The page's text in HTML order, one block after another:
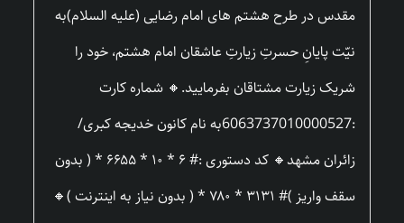
مقدس در طرح هشتم های امام رضایی (علیه السلام)به
نیّت پایانِ حسرتِ زیارتِ عاشقان امام هشتم، خود را
شریک زیارت مشتاقان بفرمایید.🔸 شماره کارت
:6063737010000527به نام کانون خدیجه کبری/
زائران مشهد🔸 کد دستوری :# ۶ * ۱۰ * ۶۶۵۵ * ( بدون
سقف واریز )# ۳۱۳۱ * ۷۸۰ * ( بدون نیاز به اینترنت )🔸